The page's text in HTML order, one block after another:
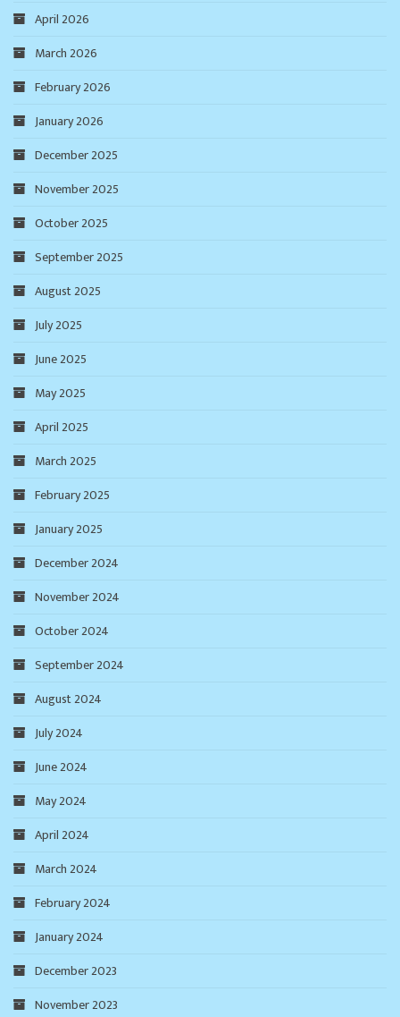
April 2026
March 2026
February 2026
January 2026
December 2025
November 2025
October 2025
September 2025
August 2025
July 2025
June 2025
May 2025
April 2025
March 2025
February 2025
January 2025
December 2024
November 2024
October 2024
September 2024
August 2024
July 2024
June 2024
May 2024
April 2024
March 2024
February 2024
January 2024
December 2023
November 2023